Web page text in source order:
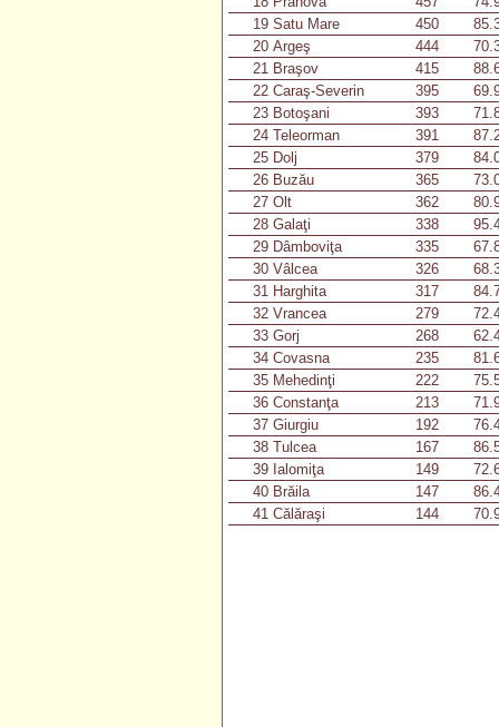
19 Satu Mare 450
20 Argeş 444
21 Braşov 415
22 Caraş-Severin 395
23 Botoşani 393
24 Teleorman 391
25 Dolj 379
26 Buzău 365
27 Olt 362
28 Galaţi 338
29 Dâmboviţa 335
30 Vâlcea 326
31 Harghita 317
32 Vrancea 279
33 Gorj 268
34 Covasna 235
35 Mehedinţi 222
36 Constanţa 213
37 Giurgiu 192
38 Tulcea 167
39 Ialomiţa 149
40 Brăila 147
41 Călăraşi 144